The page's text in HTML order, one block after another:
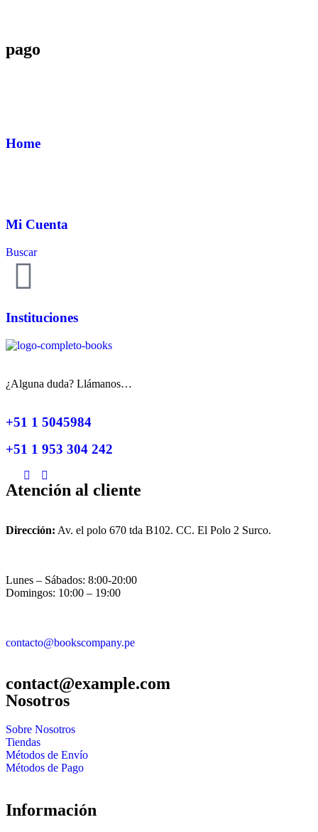
pago
Home
Mi Cuenta
Buscar
Instituciones
¿Alguna duda? Llámanos…
+51 1 5045984
+51 1 953 304 242
Atención al cliente
Dirección: Av. el polo 670 tda B102. CC. El Polo 2 Surco.
Lunes – Sábados: 8:00-20:00
Domingos: 10:00 – 19:00
contacto@bookscompany.pe
contact@example.com
Nosotros
Sobre Nosotros
Tiendas
Métodos de Envío
Métodos de Pago
Información